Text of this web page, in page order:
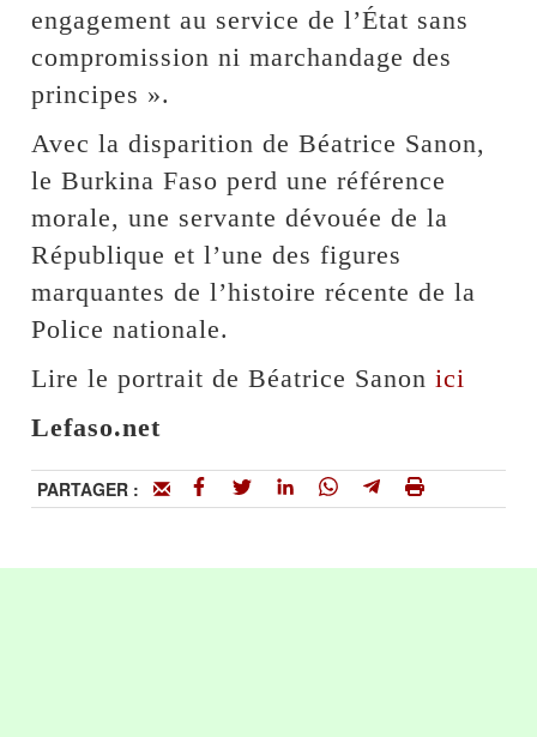
engagement au service de l’État sans
compromission ni marchandage des
principes ».
Avec la disparition de Béatrice Sanon,
le Burkina Faso perd une référence
morale, une servante dévouée de la
République et l’une des figures
marquantes de l’histoire récente de la
Police nationale.
Lire le portrait de Béatrice Sanonici
Lefaso.net
PARTAGER :